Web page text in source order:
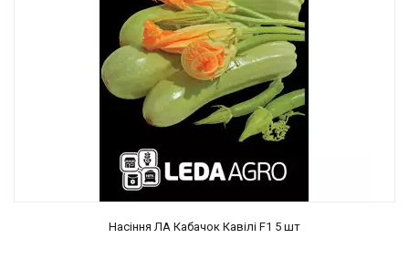
Насіння ЛА Кабачок Кавілі F1 5 шт